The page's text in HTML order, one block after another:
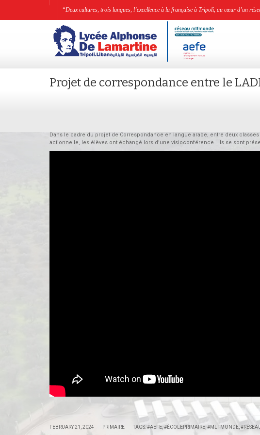
“Deux cultures, trois langues, l’excellence à la française à Tripoli, au cœur d’un
Projet de correspondance entre le
Dans le cadre du projet de Correspondance en langue arabe, entre deux
actionnelle, les élèves ont échangé lors d’une visioconférence . Ils se sont
FEBRUARY 21, 2024 PRIMAIRE TAGS:#AEFE #ÉCOLEPRIMAIRE #MLFMONDE,